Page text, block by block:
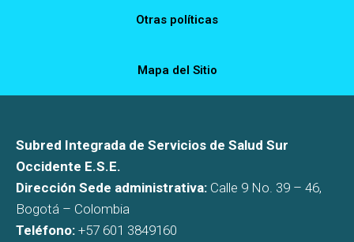
Otras políticas
Mapa del Sitio
Subred Integrada de Servicios de Salud Sur
Occidente E.S.E.
Dirección Sede administrativa: Calle 9 No. 39 – 46,
Bogotá – Colombia
Teléfono: +57 601 3849160